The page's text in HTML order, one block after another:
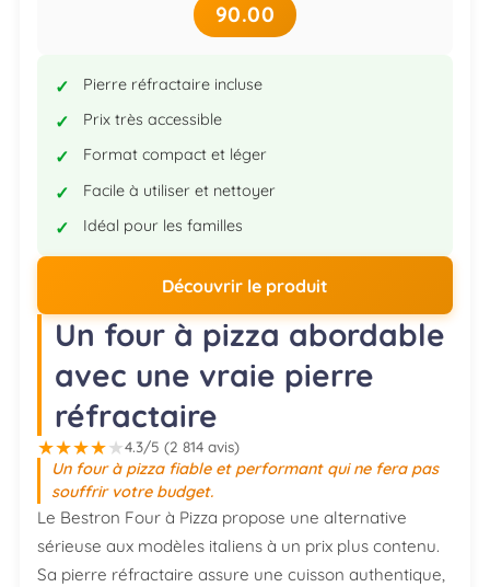
90.00
Pierre réfractaire incluse
Prix très accessible
Format compact et léger
Facile à utiliser et nettoyer
Idéal pour les familles
Découvrir le produit
Un four à pizza abordable
avec une vraie pierre
réfractaire
★★★★★4.3/5 (2 814 avis)
Un four à pizza fiable et performant qui ne fera pas
souffrir votre budget.
Le Bestron Four à Pizza propose une alternative
sérieuse aux modèles italiens à un prix plus contenu.
Sa pierre réfractaire assure une cuisson authentique,